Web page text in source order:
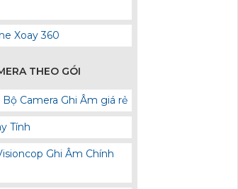
Xoay 360
THEO GÓI
Camera Ghi Âm giá rẻ
Tính
Ghi Âm Chính